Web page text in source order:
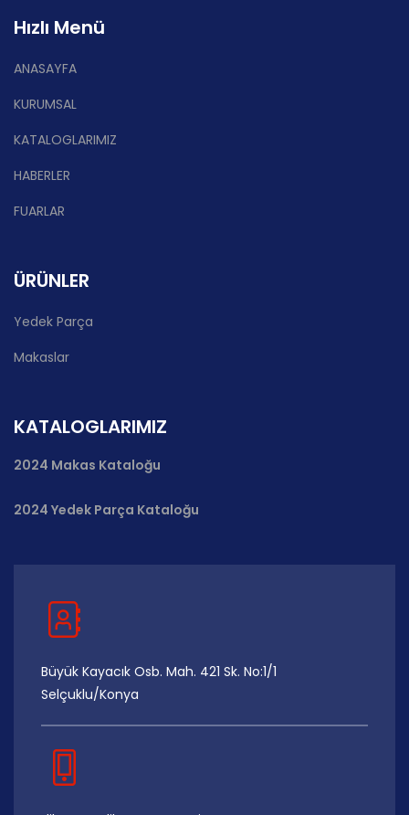
Hızlı Menü
ANASAYFA
KURUMSAL
KATALOGLARIMIZ
HABERLER
FUARLAR
ÜRÜNLER
Yedek Parça
Makaslar
KATALOGLARIMIZ
2024 Makas Kataloğu
2024 Yedek Parça Kataloğu
Büyük Kayacık Osb. Mah. 421 Sk. No:1/1
Selçuklu/Konya